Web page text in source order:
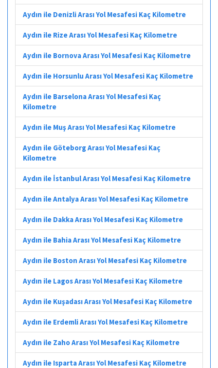
Aydın ile Denizli Arası Yol Mesafesi Kaç Kilometre
Aydın ile Rize Arası Yol Mesafesi Kaç Kilometre
Aydın ile Bornova Arası Yol Mesafesi Kaç Kilometre
Aydın ile Horsunlu Arası Yol Mesafesi Kaç Kilometre
Aydın ile Barselona Arası Yol Mesafesi Kaç
Kilometre
Aydın ile Muş Arası Yol Mesafesi Kaç Kilometre
Aydın ile Göteborg Arası Yol Mesafesi Kaç
Kilometre
Aydın ile İstanbul Arası Yol Mesafesi Kaç Kilometre
Aydın ile Antalya Arası Yol Mesafesi Kaç Kilometre
Aydın ile Dakka Arası Yol Mesafesi Kaç Kilometre
Aydın ile Bahia Arası Yol Mesafesi Kaç Kilometre
Aydın ile Boston Arası Yol Mesafesi Kaç Kilometre
Aydın ile Lagos Arası Yol Mesafesi Kaç Kilometre
Aydın ile Kuşadası Arası Yol Mesafesi Kaç Kilometre
Aydın ile Erdemli Arası Yol Mesafesi Kaç Kilometre
Aydın ile Zaho Arası Yol Mesafesi Kaç Kilometre
Aydın ile Isparta Arası Yol Mesafesi Kaç Kilometre